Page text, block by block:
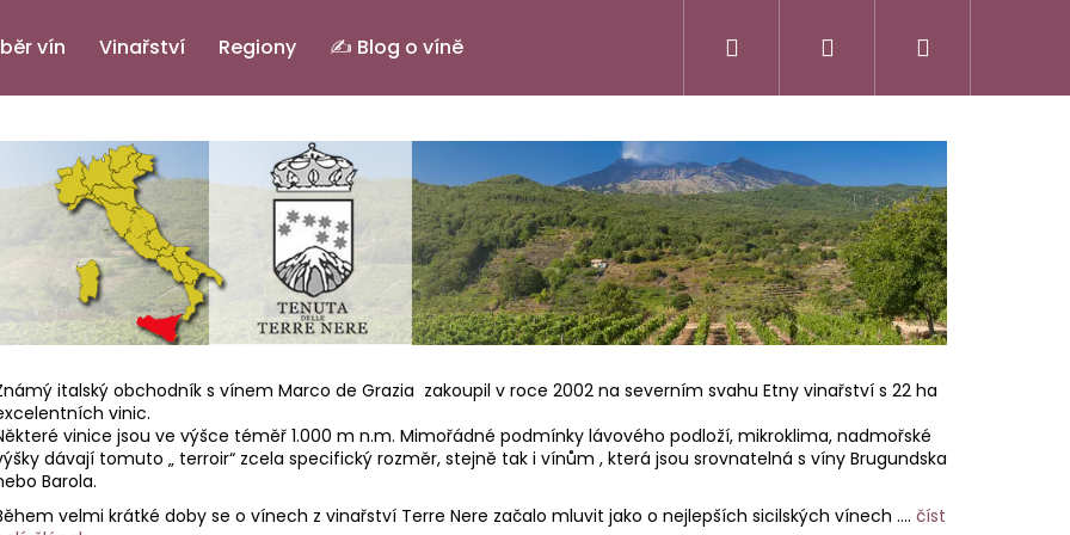
vín Vinařství Regiony ✍️ Blog o víně Přihlášení
košík
italský obchodník s vínem Marco de Grazia zakoupil v roce 2002 na severním svahu Etny vinařství s 22 ha
vinic.
vinice jsou ve výšce téměř 1.000 m n.m. Mimořádné podmínky lávového podloží, mikroklima, nadmořské
dávají tomuto „ terroir“ zcela specifický rozměr, stejně tak i vínům , která jsou srovnatelná s víny Brugundska
Barola.
velmi krátké doby se o vínech z vinařství Terre Nere začalo mluvit jako o nejlepších sicilských vínech .... číst
Co potřebujete najít?
HLEDAT
Doporučujeme
GRIGIO ALTO ADIGE DOC.ELENA IL BASTARDO ROSSO ITALIANOFATTORIA